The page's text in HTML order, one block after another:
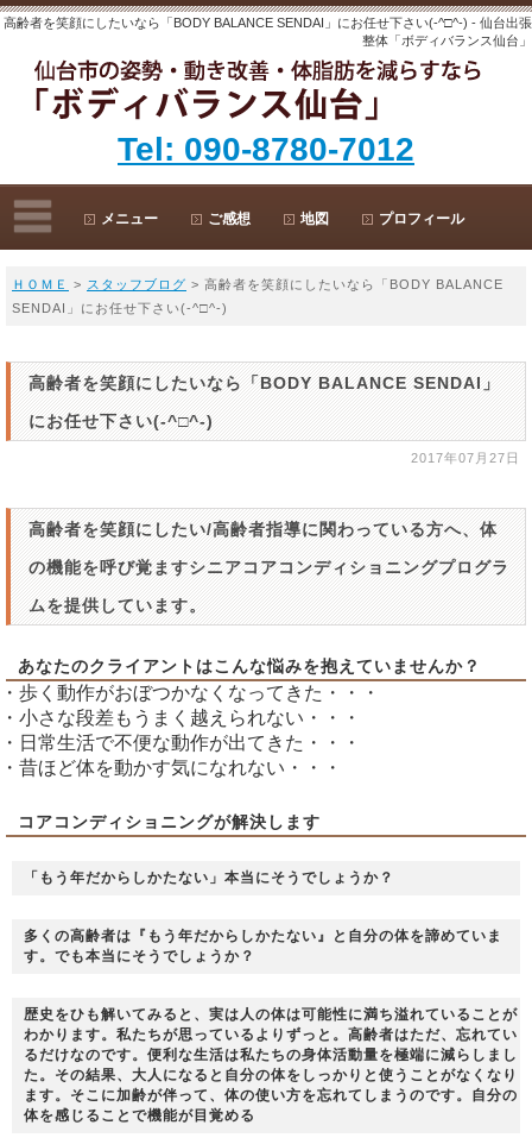
高齢者を笑顔にしたいなら「BODY BALANCE SENDAI」にお任せ下さい(-^□^-) - 仙台出張
整体「ボディバランス仙台」
Tel: 090-8780-7012
メニュー ご感想 地図 プロフィール
ＨＯＭＥ > スタッフブログ > 高齢者を笑顔にしたいなら「BODY BALANCE
SENDAI」にお任せ下さい(-^□^-)
高齢者を笑顔にしたいなら「BODY BALANCE SENDAI」
にお任せ下さい(-^□^-)
2017年07月27日
高齢者を笑顔にしたい/高齢者指導に関わっている方へ、体
の機能を呼び覚ますシニアコアコンディショニングプログラ
ムを提供しています。
あなたのクライアントはこんな悩みを抱えていませんか？
・歩く動作がおぼつかなくなってきた・・・
・小さな段差もうまく越えられない・・・
・日常生活で不便な動作が出てきた・・・
・昔ほど体を動かす気になれない・・・
コアコンディショニングが解決します
「もう年だからしかたない」本当にそうでしょうか？
多くの高齢者は『もう年だからしかたない』と自分の体を諦めていま
す。でも本当にそうでしょうか？
歴史をひも解いてみると、実は人の体は可能性に満ち溢れていることが
わかります。私たちが思っているよりずっと。高齢者はただ、忘れてい
るだけなのです。便利な生活は私たちの身体活動量を極端に減らしまし
た。その結果、大人になると自分の体をしっかりと使うことがなくなり
ます。そこに加齢が伴って、体の使い方を忘れてしまうのです。自分の
体を感じることで機能が目覚める